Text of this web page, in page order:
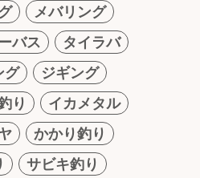
メバリング
バス
タイラバ
グ
ジギング
り
イカメタル
かかり釣り
サビキ釣り